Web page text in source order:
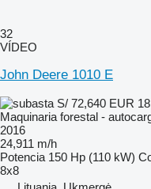
32
VÍDEO
John Deere 1010 E
S/ 72,640 EUR
Maquinaria forestal -
2016
24,911 m/h
Potencia 150 Hp (110 kW)
8x8